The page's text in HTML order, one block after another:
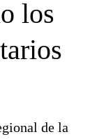
los
de la